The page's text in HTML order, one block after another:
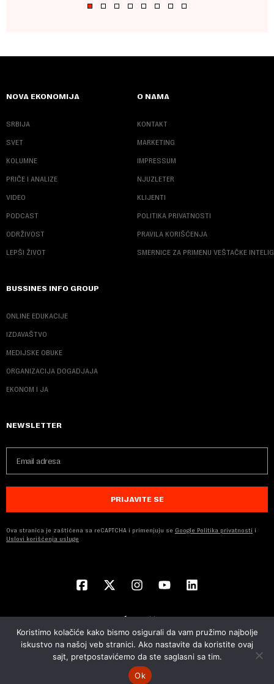
NOVA EKONOMIJA
SRBIJA
SVET
KOLUMNE
PRIČE I ANALIZE
VIDEO
PODCAST
ODRŽIVOST
LEPŠI ŽIVOT
O NAMA
KONTAKT
MARKETING
IMPRESSUM
NJUZLETER
KLIJENTI
POLITIKA PRIVATNOSTI
PRAVILA KORIŠĆENJA
SMERNICE ZA PRIMENU VEŠTAČKE
BUSSINES INFO GROUP
ONLINE EDUKACIJE
IZDAVAŠTVO
MEDIJSKE OBUKE
ORGANIZACIJA DOGADJAJA
EKONOM I JA
NEWSLETTER
PRIJAVITE SE
Ova stranica je zaštićena sa reCAPTCHA i primenjuju se Google Politika privatnosti i
Uslovi korišćenja usluge
© 2026 NOVA EKONOMIJA | SVA PRAVA ZADŽANA | DEVELOPED BY
Koristimo kolačiće kako bismo osigurali da vam pružimo najbolje
iskustvo na našoj veb stranici. Ako nastavite da koristite ovaj
sajt, pretpostavićemo da ste saglasni sa tim.
Ok